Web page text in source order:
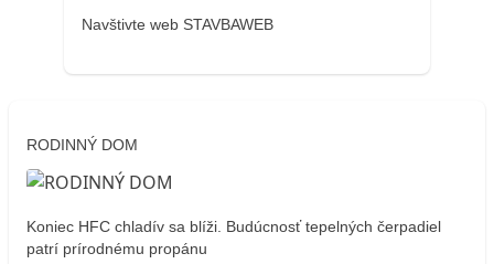
Navštivte web STAVBAWEB
RODINNÝ DOM
Koniec HFC chladív sa blíži. Budúcnosť tepelných čerpadiel
patrí prírodnému propánu